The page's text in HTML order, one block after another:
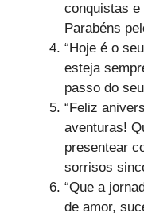
conquistas
Parabéns
“Hoje é o
esteja
passo do
“Feliz
aventuras!
presentear
sorrisos
“Que a
de amor,